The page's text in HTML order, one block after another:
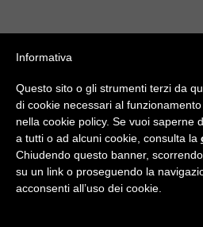
Questo sito utilizza i cookie per
utente. Puoi decidere di accettare
Cookie impostazioni ACCETTO
Informativa
Questo sito o gli strumenti terzi da
di cookie necessari al
nella cookie policy. Se vuoi saperne
a tutti o ad alcuni cookie, consulta la
Chiudendo questo banner,
su un link o proseguendo la
acconsenti all’uso dei cookie.